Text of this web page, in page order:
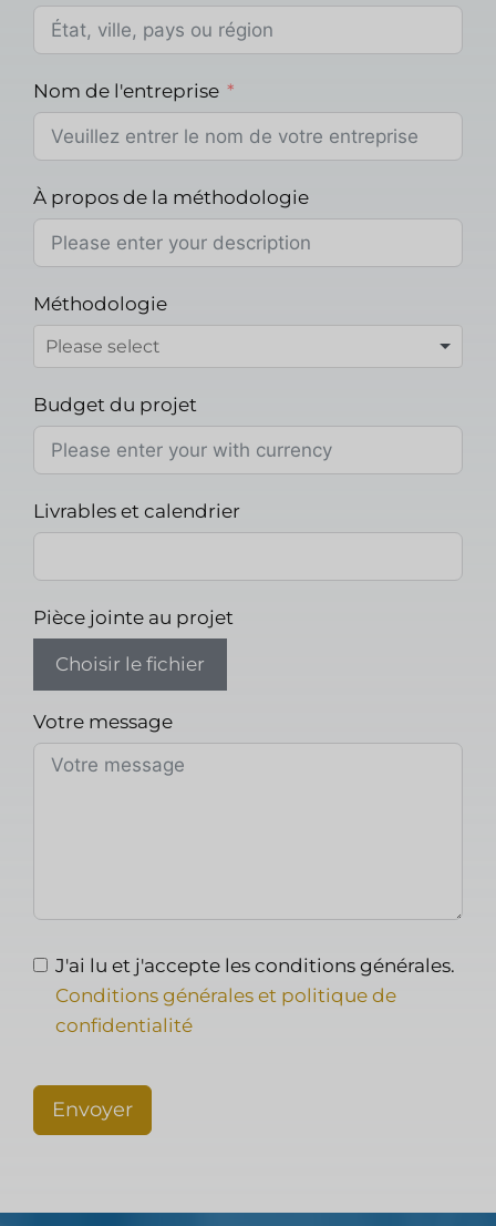
Nom de l'entreprise
À propos de la méthodologie
Méthodologie
Budget du projet
Livrables et calendrier
Pièce jointe au projet
Choisir le fichier
Votre message
J'ai lu et j'accepte les conditions générales.
Conditions générales et politique de
confidentialité
Envoyer